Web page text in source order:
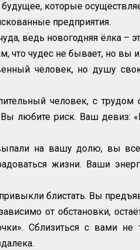
которые
предприятия.
ведь новогодняя ёлка –
что чудес не бывает, но вы
человек, но душу
человек, с
любите риск. Ваш девиз:
на вашу долю, вы
жизни. Ваши
блистать. Вы
от обстановки,
Сблизиться с вами не